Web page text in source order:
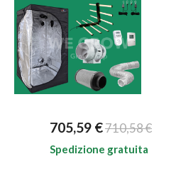
705,59 €710,58 €
Spedizione gratuita